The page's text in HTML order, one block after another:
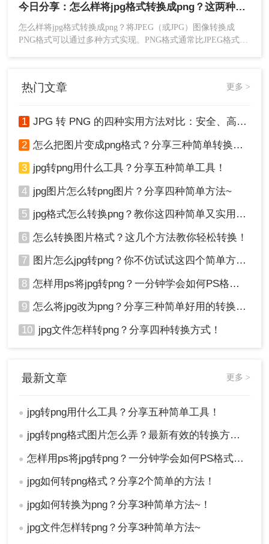
3、这条命令会将当前目录下所有的JPG文件转换为
PNG格式。
四、脚本自动化
本可以大大提高效率。Python是一种广泛使用的编
面以Python脚本操作为例。
1、以下是一个简单的Python脚本，演示如何使用
Pillow将JPG文件转换为PNG：
2、对于批量转换，可以稍微修改上述脚本：
五、修改文件后缀名（不推荐）
JPG图片转换为PNG格式，但这种方法并不推荐。
编码和压缩方式，可能会导致图片无法正确打开或
情况下，请使用上述提到的专业软件或在线工具进
行转换。
注意事项
透明背景：如果需要转换后的PNG文件具有透
明背景，请确保在转换过程中正确设置相关选
势。有时，我们需要将JPG图片转换为PNG格式以满足特定的
需求。本文将介绍几种jpg图片怎么转png图片的方法。
今日分享：怎么样将jpg格式转换成png？这两种方法学起来
怎么样将jpg格式转换成png？​将JPEG（或JPG）图像转换成
PNG格式可以通过多种方式实现。PNG格式通常比JPEG格式拥
热门文章 更多 >
1 JPG 转 PNG 的四种实用方法对比：安全、高效转换指南！
2 怎么把图片变成png格式？分享三种简单转换方法！
3 jpg转png用什么工具？分享五种简单工具！
4 jpg图片怎么转png图片？分享四种简单方法~
5 jpg格式怎么转换png？教你这四种简单又实用的方法！
6 怎么转换图片格式？这几个方法教你轻松转换！
7 图片怎么jpg转png？你不仿试试这四个简单方法！
8 怎样用ps将jpg转png？一分钟学会如何PS格式转换！
9 怎么将jpg改为png？分享三种简单好用的转换方法
10 jpg文件怎样转png？分享四种转换方式！
最新文章 更多 >
● jpg转png用什么工具？分享五种简单工具！
● jpg转png格式图片怎么弄？最新有效的转换方法终极指南！
● 怎样用ps将jpg转png？一分钟学会如何PS格式转换！
● jpg如何转png格式？分享2个简单的方法！
● jpg如何转换为png？分享3种简单方法~！
● jpg文件怎样转png？分享3种简单方法~